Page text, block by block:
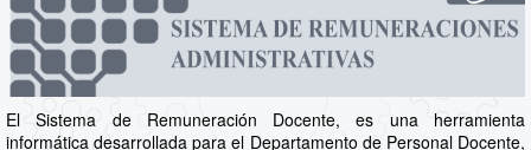
El Sistema de Remuneración Docente, es una herramienta
informática desarrollada para el Departamento de Personal Docente,